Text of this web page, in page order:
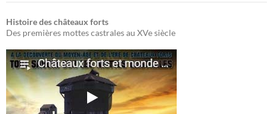
Histoire des châteaux forts
Des premières mottes castrales au XVe siècle